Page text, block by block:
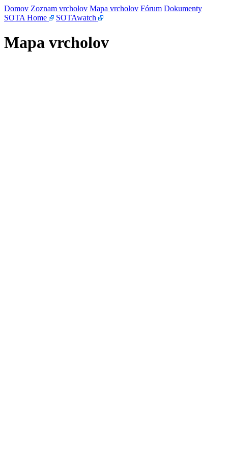
Domov Zoznam vrcholov Mapa vrcholov Fórum Dokumenty
SOTA Home
SOTAwatch
Mapa vrcholov